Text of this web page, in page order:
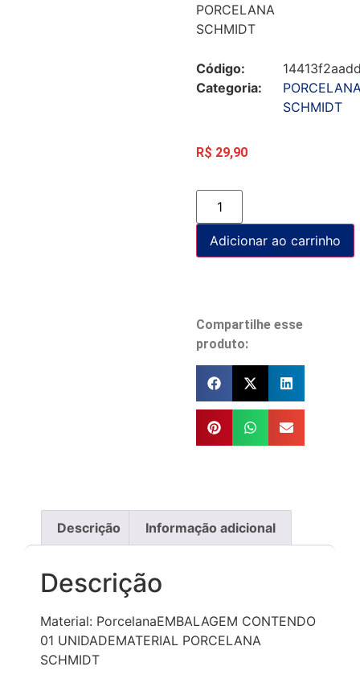
PORCELANA
SCHMIDT
Código:
Categoria:
SCHMIDT
R$ 29,90
Adicionar ao carrinho
Compartilhe esse
produto:
Descrição Informação adicional
Descrição
Material: PorcelanaEMBALAGEM CONTENDO
01 UNIDADEMATERIAL PORCELANA
SCHMIDT